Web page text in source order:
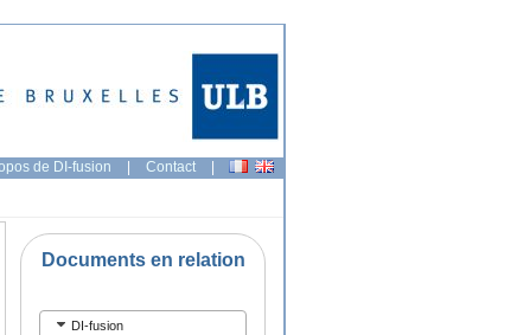
de DI-fusion | Contact |
Documents en relation
DI-fusion